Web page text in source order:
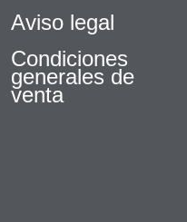
Aviso legal
Condiciones
generales de
venta